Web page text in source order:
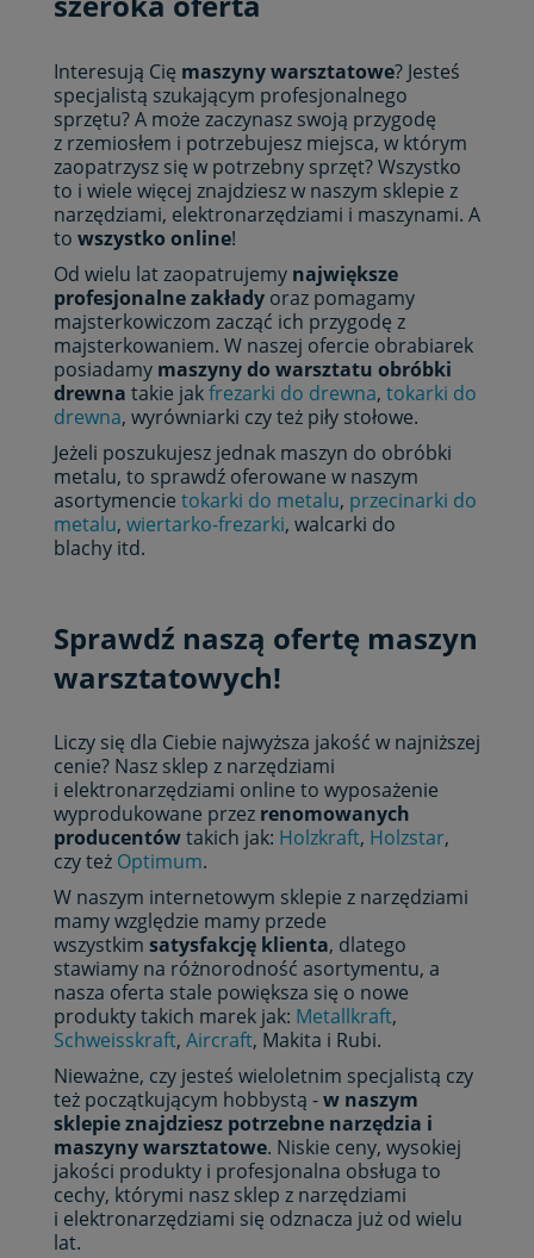
Interesują Cię maszyny warsztatowe? Jesteś
specjalistą szukającym profesjonalnego
sprzętu? A może zaczynasz swoją przygodę
z rzemiosłem i potrzebujesz miejsca, w którym
zaopatrzysz się w potrzebny sprzęt? Wszystko
to i wiele więcej znajdziesz w naszym sklepie z
narzędziami, elektronarzędziami i maszynami. A
to wszystko online!
Od wielu lat zaopatrujemy największe
profesjonalne zakłady oraz pomagamy
majsterkowiczom zacząć ich przygodę z
majsterkowaniem. W naszej ofercie obrabiarek
posiadamy maszyny do warsztatu obróbki
drewna takie jakfrezarki do drewna, tokarki do
drewna, wyrówniarki czy też piły stołowe.
Jeżeli poszukujesz jednak maszyn do obróbki
metalu, to sprawdź oferowane w naszym
asortymencie tokarki do metalu, przecinarki do
metalu, wiertarko-frezarki, walcarki do
blachy itd.
Sprawdź naszą ofertę maszyn
warsztatowych!
Liczy się dla Ciebie najwyższa jakość w najniższej
cenie? Nasz sklep z narzędziami
i elektronarzędziami online to wyposażenie
wyprodukowane przez renomowanych
producentówtakich jak: Holzkraft, Holzstar,
czy też Optimum.
W naszym internetowym sklepie z narzędziami
mamy względzie mamy przede
wszystkim satysfakcję klienta, dlatego
stawiamy na różnorodność asortymentu, a
nasza oferta stale powiększa się o nowe
produkty takich marek jak: Metallkraft,
Schweisskraft, Aircraft, Makita i Rubi.
Nieważne, czy jesteś wieloletnim specjalistą czy
też początkującym hobbystą -w naszym
sklepie znajdziesz potrzebne narzędzia i
maszyny warsztatowe. Niskie ceny, wysokiej
jakości produkty i profesjonalna obsługa to
cechy, którymi nasz sklep z narzędziami
i elektronarzędziami się odznacza już od wielu
lat.